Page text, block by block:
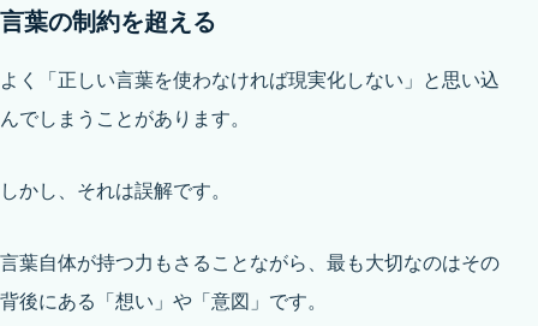
言葉の制約を超える
よく「正しい言葉を使わなければ現実化しない」と思い込
んでしまうことがあります。
しかし、それは誤解です。
言葉自体が持つ力もさることながら、最も大切なのはその
背後にある「想い」や「意図」です。